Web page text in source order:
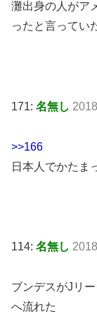
灘出身の人がア
ったと言ってい
171: 名無し
>>166
日本人でかたま
114: 名無し
ブンデスがJリ
へ流れた